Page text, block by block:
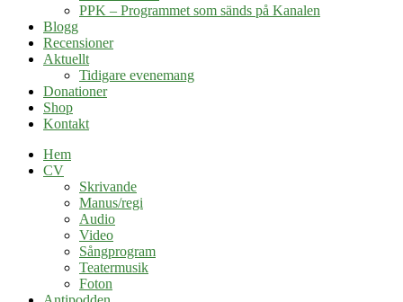
PPK – Programmet som sänds på Kanalen
Blogg
Recensioner
Aktuellt
Tidigare evenemang
Donationer
Shop
Kontakt
Hem
CV
Skrivande
Manus/regi
Audio
Video
Sångprogram
Teatermusik
Foton